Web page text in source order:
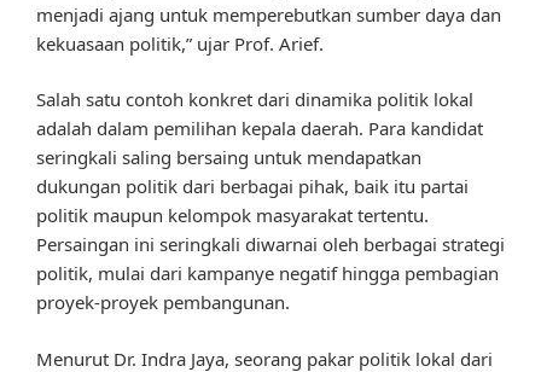
menjadi ajang untuk memperebutkan sumber daya dan
kekuasaan politik,” ujar Prof. Arief.
Salah satu contoh konkret dari dinamika politik lokal
adalah dalam pemilihan kepala daerah. Para kandidat
seringkali saling bersaing untuk mendapatkan
dukungan politik dari berbagai pihak, baik itu partai
politik maupun kelompok masyarakat tertentu.
Persaingan ini seringkali diwarnai oleh berbagai strategi
politik, mulai dari kampanye negatif hingga pembagian
proyek-proyek pembangunan.
Menurut Dr. Indra Jaya, seorang pakar politik lokal dari